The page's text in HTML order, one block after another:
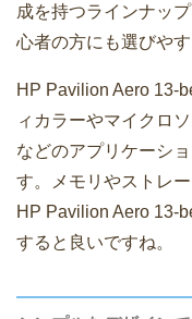
成を持つラインナッ
心者の方にも選びや
HP Pavilion Aero 13-
ィカラーやマイクロ
などのアプリケーシ
す。メモリやストレ
HP Pavilion Aero 13-
すると良いですね。